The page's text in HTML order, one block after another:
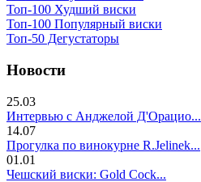
Топ-100 Худший виски
Топ-100 Популярный виски
Топ-50 Дегустаторы
Новости
25.03
Интервью с Анджелой Д'Орацио...
14.07
Прогулка по винокурне R.Jelinek...
01.01
Чешский виски: Gold Cock...